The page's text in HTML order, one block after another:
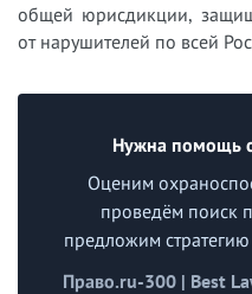
общей юрисдикции,
от нарушителей по всей
Нужна помощь
Оценим
проведём поиск
предложим
Право.ru-300 | Best